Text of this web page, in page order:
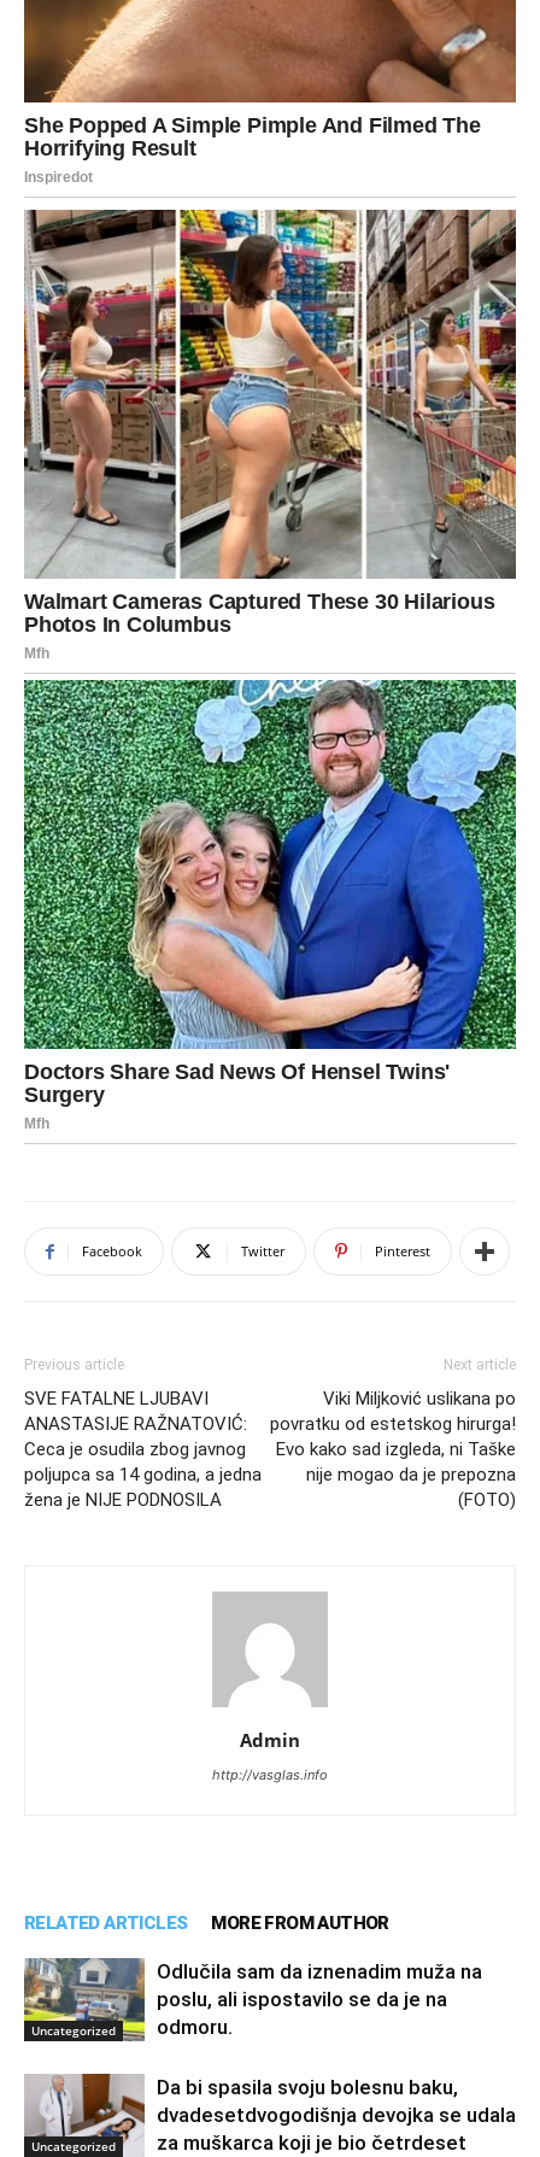
Facebook Twitter Pinterest
Previous article
SVE FATALNE LJUBAVI
ANASTASIJE RAŽNATOVIĆ:
Ceca je osudila zbog javnog
poljupca sa 14 godina, a jedna
žena je NIJE PODNOSILA
Next article
Viki Miljković uslikana po
povratku od estetskog hirurga!
Evo kako sad izgleda, ni Taške
nije mogao da je prepozna
(FOTO)
Admin
http://vasglas.info
RELATED ARTICLES MORE FROM AUTHOR
Uncategorized
Odlučila sam da iznenadim muža na
poslu, ali ispostavilo se da je na
odmoru.
Uncategorized
Da bi spasila svoju bolesnu baku,
dvadesetdvogodišnja devojka se udala
za muškarca koji je bio četrdeset